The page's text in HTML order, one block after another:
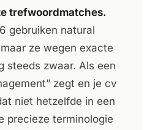
trefwoordmatches.
gebruiken natural
ze wegen exacte
steeds zwaar. Als een
zegt en je cv
niet hetzelfde in een
precieze terminologie